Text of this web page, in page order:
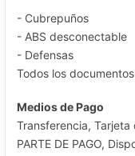
- Cubrepuños
- ABS desconectable
- Defensas
Todos los
Medios de Pago
Transferencia, Tarjeta
PARTE DE PAGO,